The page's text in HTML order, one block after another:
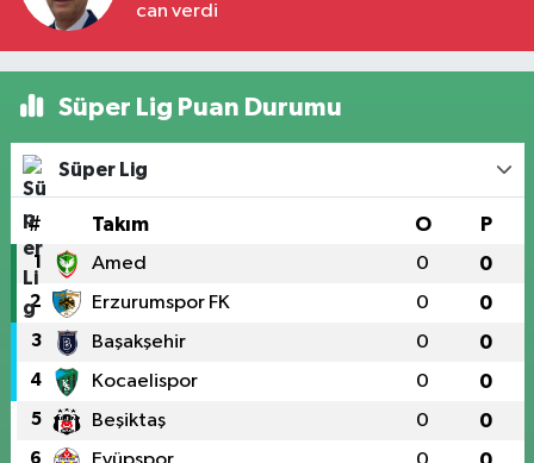
can verdi
Süper Lig Puan Durumu
Süper Lig
# Takım O P
1 Amed 0 0
2 Erzurumspor FK 0 0
3 Başakşehir 0 0
4 Kocaelispor 0 0
5 Beşiktaş 0 0
6